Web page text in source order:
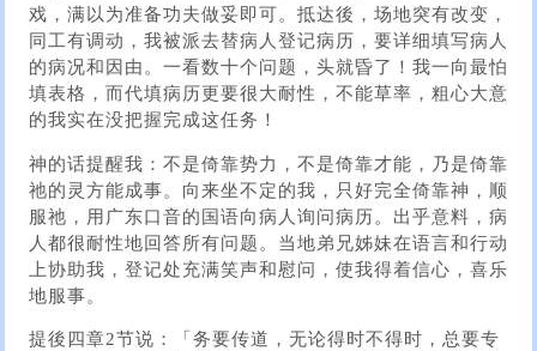
戏，满以为准备功夫做妥即可。抵达後，场地突有改变，
同工有调动，我被派去替病人登记病历，要详细填写病人
的病况和因由。一看数十个问题，头就昏了！我一向最怕
填表格，而代填病历更要很大耐性，不能草率，粗心大意
的我实在没把握完成这任务！
神的话提醒我：不是倚靠势力，不是倚靠才能，乃是倚靠
祂的灵方能成事。向来坐不定的我，只好完全倚靠神，顺
服祂，用广东口音的国语向病人询问病历。出乎意料，病
人都很耐性地回答所有问题。当地弟兄姊妹在语言和行动
上协助我，登记处充满笑声和慰问，使我得着信心，喜乐
地服事。
提後四章2节说：「务要传道，无论得时不得时，总要专